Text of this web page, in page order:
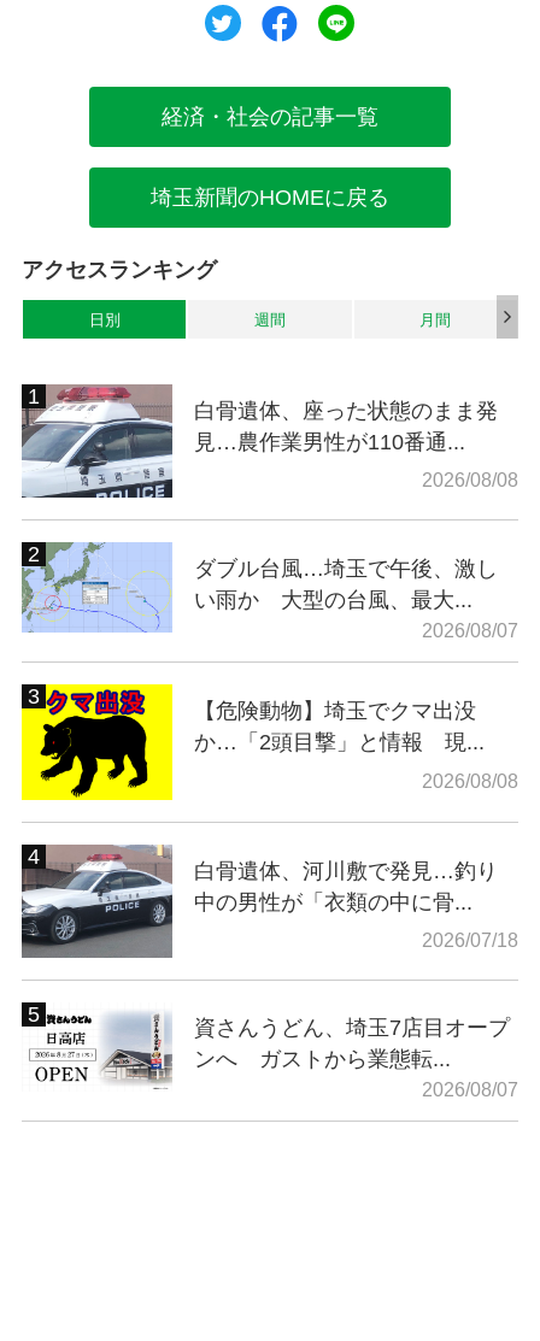
ツイートシェア
経済・社会の記事一覧
埼玉新聞のHOMEに戻る
アクセスランキング
日別 週間 月間
白骨遺体、座った状態のまま発
見…農作業男性が110番通...
2026/08/08
ダブル台風…埼玉で午後、激し
い雨か 大型の台風、最大...
2026/08/07
【危険動物】埼玉でクマ出没
か…「2頭目撃」と情報 現...
2026/08/08
白骨遺体、河川敷で発見…釣り
中の男性が「衣類の中に骨...
2026/07/18
資さんうどん、埼玉7店目オープ
ンへ ガストから業態転...
2026/08/07